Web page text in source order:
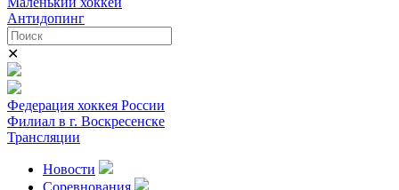
Антидопинг
✕
Федерация хоккея России
Филиал в г. Воскресенске
Трансляции
Новости
Соревнования